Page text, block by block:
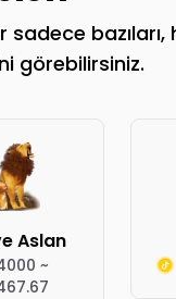
görebilirsiniz.
Aslan
~